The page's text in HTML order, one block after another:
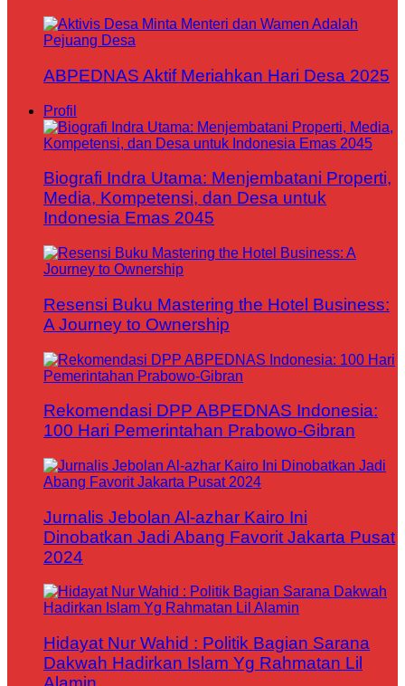
ABPEDNAS Aktif Meriahkan Hari Desa 2025
Profil
Biografi Indra Utama: Menjembatani Properti,
Media, Kompetensi, dan Desa untuk
Indonesia Emas 2045
Resensi Buku Mastering the Hotel Business:
A Journey to Ownership
Rekomendasi DPP ABPEDNAS Indonesia:
100 Hari Pemerintahan Prabowo-Gibran
Jurnalis Jebolan Al-azhar Kairo Ini
Dinobatkan Jadi Abang Favorit Jakarta Pusat
2024
Hidayat Nur Wahid : Politik Bagian Sarana
Dakwah Hadirkan Islam Yg Rahmatan Lil